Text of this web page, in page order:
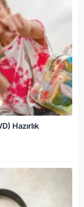
Hazırlık